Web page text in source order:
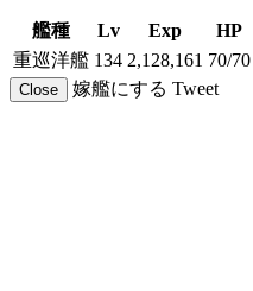
艦種 Lv Exp HP
重巡洋艦 134 2,128,161 70/70
Close 嫁艦にする Tweet